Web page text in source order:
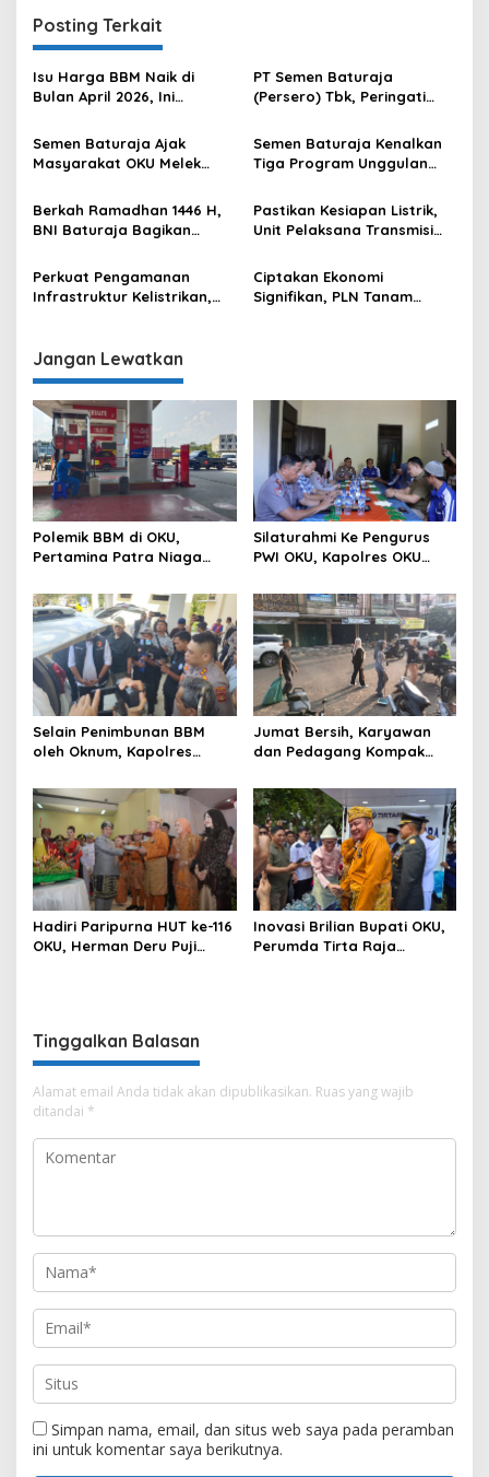
Posting Terkait
Isu Harga BBM Naik di
Bulan April 2026, Ini
Patra Niaga
PT Semen Baturaja
(Persero) Tbk, Peringati
Bertemakan Membangun
Ekosistem Pengelolaan K3
Nasional Yang Profesional,
Semen Baturaja Ajak
Masyarakat OKU Melek
Pasar Modal
Semen Baturaja Kenalkan
Tiga Program Unggulan
Warga di Air Gading
Berkah Ramadhan 1446 H,
BNI Baturaja Bagikan
Masyarakat
Pastikan Kesiapan Listrik,
Unit Pelaksana Transmisi
Transmisi dan Gardu Induk
Muara Enim Lakukan
Rekomisioning Trafo IBT
Perkuat Pengamanan
Infrastruktur Kelistrikan,
Ciptakan Ekonomi
Signifikan, PLN Tanam
Jangan Lewatkan
Polemik BBM di OKU,
Pertamina Patra Niaga
Optimalkan Penyaluran
BBM Subsidi dan Perkuat
Pengawasan di Kabupaten
Ogan Komering Ulu
Silaturahmi Ke Pengurus
PWI OKU, Kapolres OKU
Media dan Polri
Selain Penimbunan BBM
oleh Oknum, Kapolres
Kurang, Pertamina Patra
Niaga Bungkam
Jumat Bersih, Karyawan
dan Pedagang Kompak
Lama
Hadiri Paripurna HUT ke-116
OKU, Herman Deru Puji
Inovasi Brilian Bupati OKU,
Perumda Tirta Raja
Tinggalkan Balasan
Alamat email Anda tidak akan dipublikasikan. Ruas yang wajib
ditandai *
Simpan nama, email, dan situs web saya pada peramban
ini untuk komentar saya berikutnya.